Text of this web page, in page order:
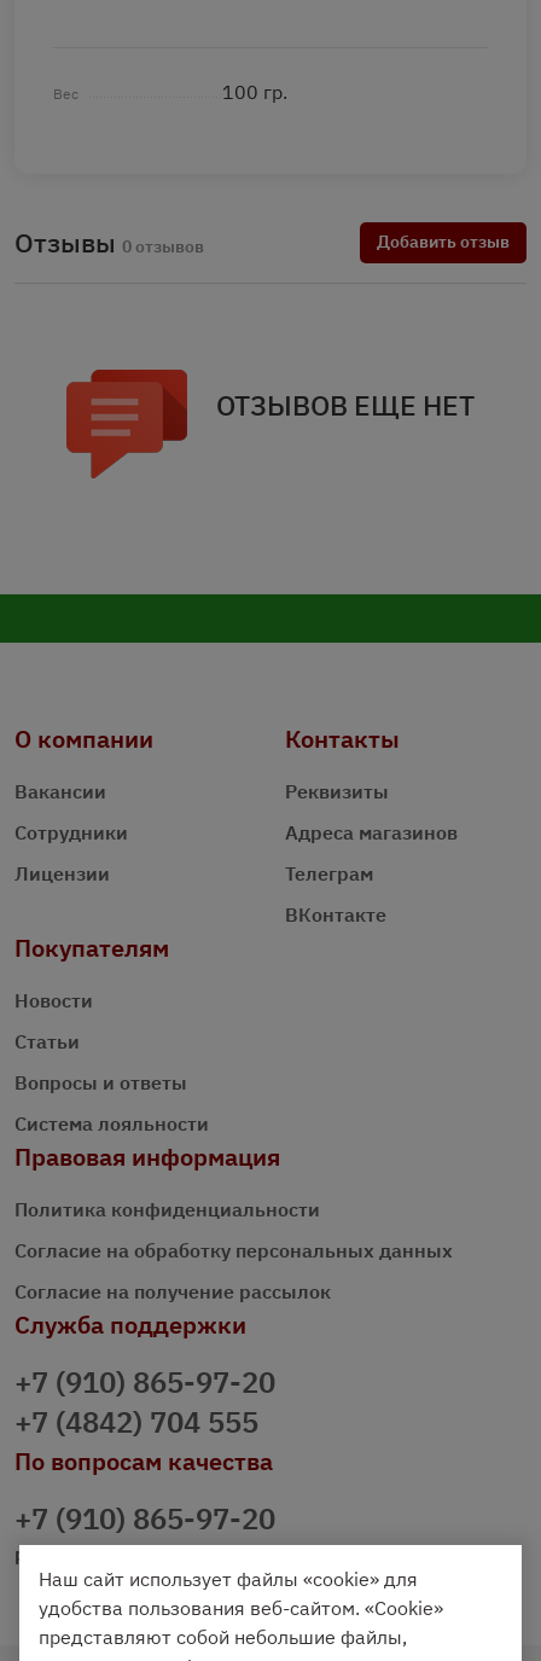
Вес 100 гр.
Отзывы 0 отзывов Добавить отзыв
ОТЗЫВОВ ЕЩЕ НЕТ
О компании
Вакансии
Сотрудники
Лицензии
Контакты
Реквизиты
Адреса магазинов
Телеграм
ВКонтакте
Покупателям
Новости
Статьи
Вопросы и ответы
Система лояльности
Правовая информация
Политика конфиденциальности
Согласие на обработку персональных данных
Согласие на получение рассылок
Служба поддержки
+7 (910) 865-97-20
+7 (4842) 704 555
По вопросам качества
+7 (910) 865-97-20
prazdnichniy40@palmi.ru
Наш сайт использует файлы «cookie» для
удобства пользования веб-сайтом. «Cookie»
представляют собой небольшие файлы,